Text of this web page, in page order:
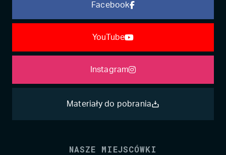
Facebook
YouTube
Instagram
Materiały do pobrania
NASZE MIEJSCÓWKI